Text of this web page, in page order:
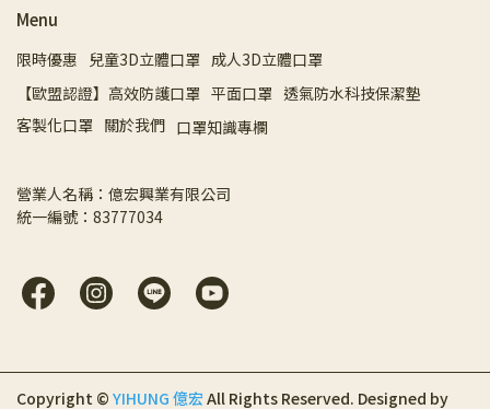
Menu
限時優惠 兒童3D立體口罩 成人3D立體口罩
【歐盟認證】高效防護口罩 平面口罩 透氣防水科技保潔墊
客製化口罩 關於我們 口罩知識專欄
營業人名稱：億宏興業有限公司
統一編號：83777034
Copyright © YIHUNG 億宏All Rights Reserved. Designed by